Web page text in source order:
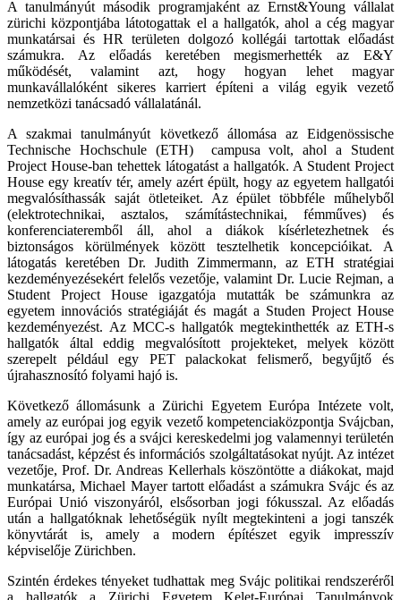
A tanulmányút második programjaként az Ernst&Young vállalat
zürichi központjába látotogattak el a hallgatók, ahol a cég magyar
munkatársai és HR területen dolgozó kollégái tartottak előadást
számukra. Az előadás keretében megismerhették az E&Y
működését, valamint azt, hogy hogyan lehet magyar
munkavállalóként sikeres karriert építeni a világ egyik vezető
nemzetközi tanácsadó vállalatánál.
A szakmai tanulmányút következő állomása az Eidgenössische
Technische Hochschule (ETH) campusa volt, ahol a Student
Project House-ban tehettek látogatást a hallgatók. A Student Project
House egy kreatív tér, amely azért épült, hogy az egyetem hallgatói
megvalósíthassák saját ötleteiket. Az épület többféle műhelyből
(elektrotechnikai, asztalos, számítástechnikai, fémműves) és
konferenciateremből áll, ahol a diákok kísérletezhetnek és
biztonságos körülmények között tesztelhetik koncepcióikat. A
látogatás keretében Dr. Judith Zimmermann, az ETH stratégiai
kezdeményezésekért felelős vezetője, valamint Dr. Lucie Rejman, a
Student Project House igazgatója mutatták be számunkra az
egyetem innovációs stratégiáját és magát a Studen Project House
kezdeményezést. Az MCC-s hallgatók megtekinthették az ETH-s
hallgatók által eddig megvalósított projekteket, melyek között
szerepelt például egy PET palackokat felismerő, begyűjtő és
újrahasznosító folyami hajó is.
Következő állomásunk a Zürichi Egyetem Európa Intézete volt,
amely az európai jog egyik vezető kompetenciaközpontja Svájcban,
így az európai jog és a svájci kereskedelmi jog valamennyi területén
tanácsadást, képzést és információs szolgáltatásokat nyújt. Az intézet
vezetője, Prof. Dr. Andreas Kellerhals köszöntötte a diákokat, majd
munkatársa, Michael Mayer tartott előadást a számukra Svájc és az
Európai Unió viszonyáról, elsősorban jogi fókusszal. Az előadás
után a hallgatóknak lehetőségük nyílt megtekinteni a jogi tanszék
könyvtárát is, amely a modern építészet egyik impresszív
képviselője Zürichben.
Szintén érdekes tényeket tudhattak meg Svájc politikai rendszeréről
a hallgatók a Zürichi Egyetem Kelet-Európai Tanulmányok